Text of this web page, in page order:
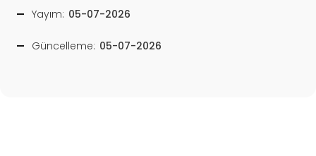
Yayım: 05-07-2026
Güncelleme: 05-07-2026